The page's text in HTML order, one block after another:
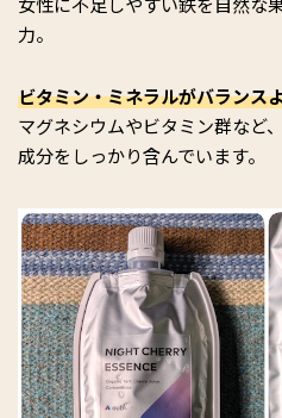
力。
ビタミン・ミネラルがバランス
マグネシウムやビタミン群など
成分をしっかり含んでいます。